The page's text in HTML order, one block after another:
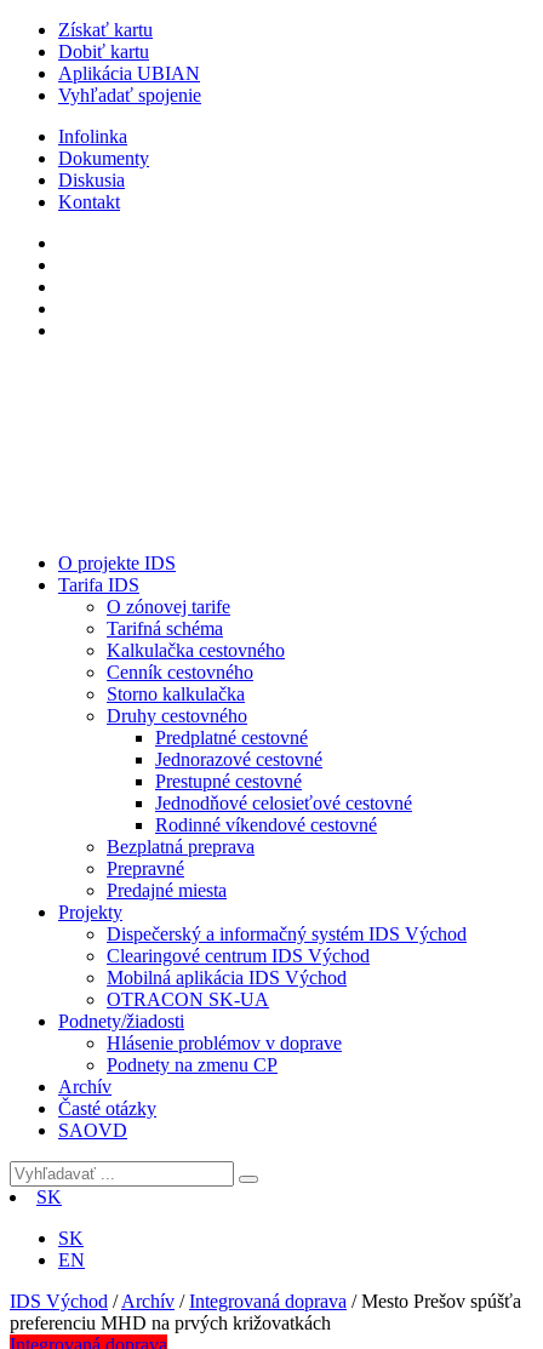
Získať kartu
Dobiť kartu
Aplikácia UBIAN
Vyhľadať spojenie
Infolinka
Dokumenty
Diskusia
Kontakt
O projekte IDS
Tarifa IDS
O zónovej tarife
Tarifná schéma
Kalkulačka cestovného
Cenník cestovného
Storno kalkulačka
Druhy cestovného
Predplatné cestovné
Jednorazové cestovné
Prestupné cestovné
Jednodňové celosieťové cestovné
Rodinné víkendové cestovné
Bezplatná preprava
Prepravné
Predajné miesta
Projekty
Dispečerský a informačný systém IDS Východ
Clearingové centrum IDS Východ
Mobilná aplikácia IDS Východ
OTRACON SK-UA
Podnety/žiadosti
Hlásenie problémov v doprave
Podnety na zmenu CP
Archív
Časté otázky
SAOVD
SK
SK
EN
IDS Východ /Archív /Integrovaná doprava /Mesto Prešov spúšťa
preferenciu MHD na prvých križovatkách
Integrovaná doprava